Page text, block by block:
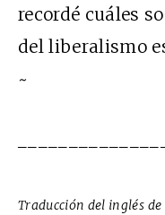
recordé cuáles
del liberalismo
~
Traducción del inglés de